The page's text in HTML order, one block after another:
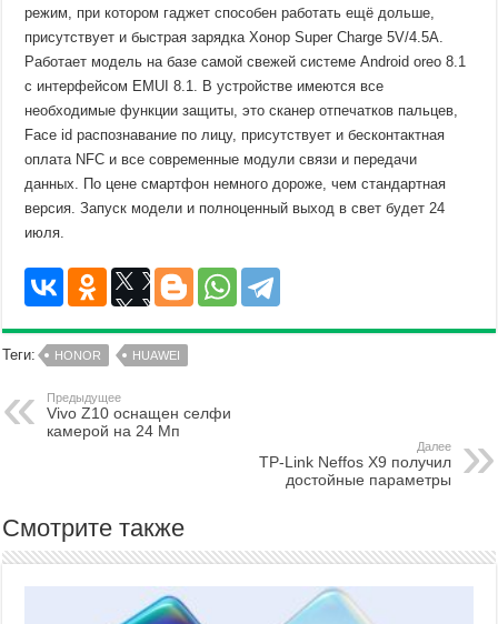
режим, при котором гаджет способен работать ещё дольше,
присутствует и быстрая зарядка Хонор Super Charge 5V/4.5А.
Работает модель на базе самой свежей системе Android oreo 8.1
с интерфейсом EMUI 8.1. В устройстве имеются все
необходимые функции защиты, это сканер отпечатков пальцев,
Face id распознавание по лицу, присутствует и бесконтактная
оплата NFC и все современные модули связи и передачи
данных. По цене смартфон немного дороже, чем стандартная
версия. Запуск модели и полноценный выход в свет будет 24
июля.
Теги: HONOR HUAWEI
Предыдущее
Vivo Z10 оснащен селфи
камерой на 24 Мп
Далее
TP-Link Neffos X9 получил
достойные параметры
Смотрите также